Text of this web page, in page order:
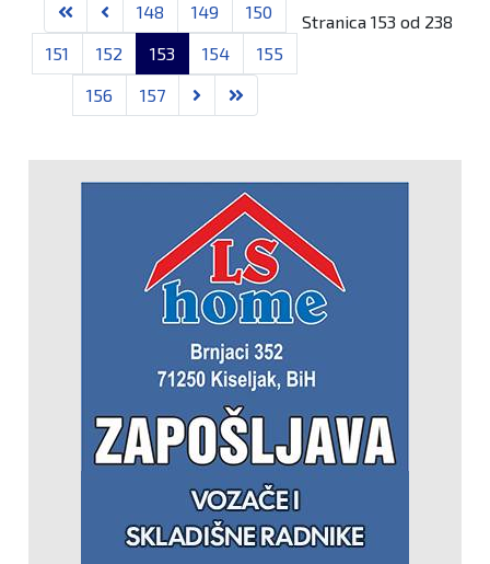
Stranica 153 od 238
148 149
150
151
152 153 154
155
156
157